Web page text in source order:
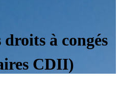
à congés
CDII)